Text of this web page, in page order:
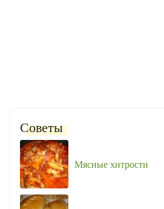
Советы
Мясные хитрости